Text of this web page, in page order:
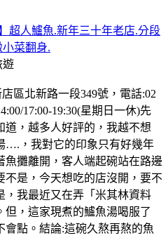
超人鱸魚.新年三十年老店.分段
菜翻身.
遊
區北新路一段349號，電話:02
17:00-19:30(星期日一休)先
，越多人好評的，我越不想
….，我對它的印象只有好幾年
攤離開，客人端起碗站在路邊
不是，今天想吃的店沒開，要不
，我最近又在弄「米其林資料
，這家現煮的鱸魚湯喝服了
點。結論:這碗久熬再熬的魚